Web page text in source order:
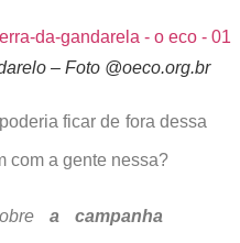
– Foto @oeco.org.br
ficar de fora dessa
com a gente nessa?
a campanha